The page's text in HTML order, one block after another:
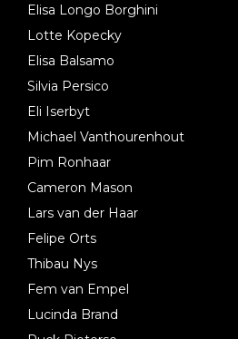
Elisa Longo Borghini
Lotte Kopecky
Elisa Balsamo
Silvia Persico
Eli Iserbyt
Michael Vanthourenhout
Pim Ronhaar
Cameron Mason
Lars van der Haar
Felipe Orts
Thibau Nys
Fem van Empel
Lucinda Brand